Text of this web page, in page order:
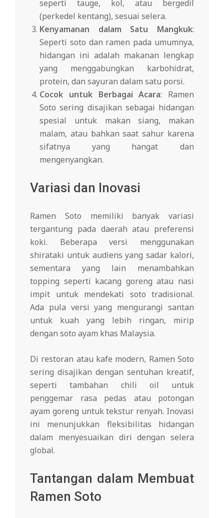
seperti tauge, kol, atau bergedil
(perkedel kentang), sesuai selera.
Kenyamanan dalam Satu Mangkuk:
Seperti soto dan ramen pada umumnya,
hidangan ini adalah makanan lengkap
yang menggabungkan karbohidrat,
protein, dan sayuran dalam satu porsi.
Cocok untuk Berbagai Acara: Ramen
Soto sering disajikan sebagai hidangan
spesial untuk makan siang, makan
malam, atau bahkan saat sahur karena
sifatnya yang hangat dan
mengenyangkan.
Variasi dan Inovasi
Ramen Soto memiliki banyak variasi
tergantung pada daerah atau preferensi
koki. Beberapa versi menggunakan
shirataki untuk audiens yang sadar kalori,
sementara yang lain menambahkan
topping seperti kacang goreng atau nasi
impit untuk mendekati soto tradisional.
Ada pula versi yang mengurangi santan
untuk kuah yang lebih ringan, mirip
dengan soto ayam khas Malaysia.
Di restoran atau kafe modern, Ramen Soto
sering disajikan dengan sentuhan kreatif,
seperti tambahan chili oil untuk
penggemar rasa pedas atau potongan
ayam goreng untuk tekstur renyah. Inovasi
ini menunjukkan fleksibilitas hidangan
dalam menyesuaikan diri dengan selera
global.
Tantangan dalam Membuat
Ramen Soto